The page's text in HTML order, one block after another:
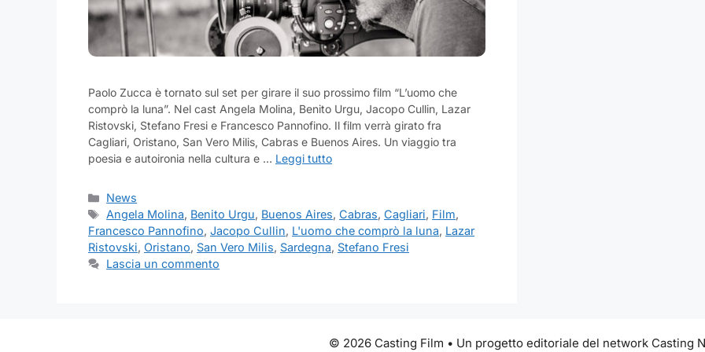
Paolo Zucca è tornato sul set per girare il suo prossimo film “L’uomo che
comprò la luna”. Nel cast Angela Molina, Benito Urgu, Jacopo Cullin, Lazar
Ristovski, Stefano Fresi e Francesco Pannofino. Il film verrà girato fra
Cagliari, Oristano, San Vero Milis, Cabras e Buenos Aires. Un viaggio tra
poesia e autoironia nella cultura e … Leggi tutto
Categorie
News
Tag
Angela Molina, Benito Urgu, Buenos Aires,Cabras,Cagliari, Film,
Francesco Pannofino, Jacopo Cullin, L'uomo che comprò la luna, Lazar
Ristovski, Oristano, San Vero Milis, Sardegna, Stefano Fresi
Lascia un commento
© 2026 Casting Film • Un progetto editoriale del network Casting